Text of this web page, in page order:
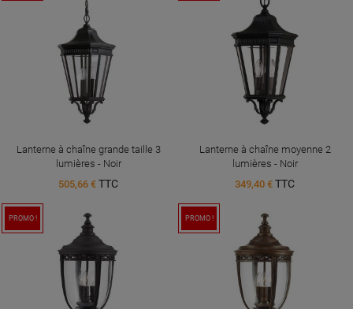
Lanterne à chaîne grande taille 3
lumières - Noir
505,66 € TTC
Lanterne à chaîne moyenne 2
lumières - Noir
349,40 € TTC
PROMO ! PROMO !